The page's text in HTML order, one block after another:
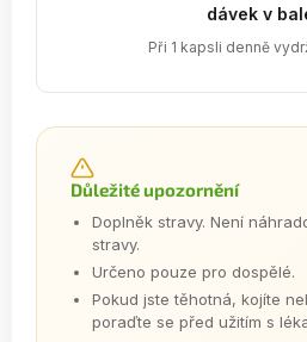
dávek v
Při 1 kapsli denně
Důležité upozornění
Doplněk stravy. Není
stravy.
Určeno pouze pro dospělé.
Pokud jste těhotná, kojíte
poraďte se před užitím s